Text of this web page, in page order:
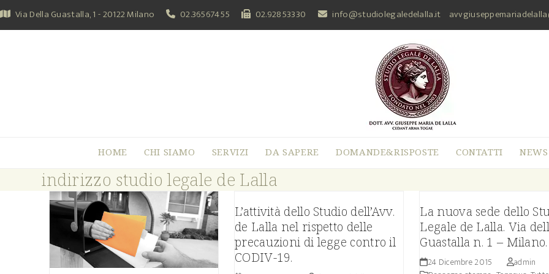
Skip
to
content
Via Della Guastalla, 1 - 20122 Milano 02.36567455 02.92853330 info@studiolegaledelalla.it
HOME CHI SIAMO SERVIZI DA SAPERE DOMANDE&RISPOSTE CONTATTI NEWS
indirizzo studio legale de Lalla
L’attività dello Studio dell’Avv.
de Lalla nel rispetto delle
precauzioni di legge contro il
CODIV-19.
La nuova sede dello
Legale de Lalla. Via
Guastalla n. 1 – Milano.
24 Dicembre 2015
admin